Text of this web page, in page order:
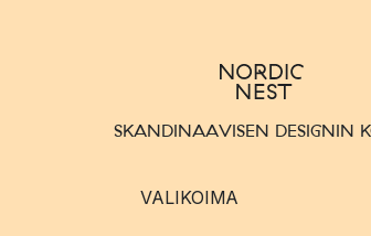
SKANDINAAVISEN DESIGNIN
VALIKOIMA